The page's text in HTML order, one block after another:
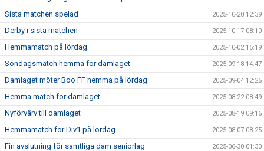
Sista matchen spelad 2025-10-20 12:39
Derby i sista matchen 2025-10-17 08:10
Hemmamatch på lördag 2025-10-02 15:19
Söndagsmatch hemma för damlaget 2025-09-18 14:47
Damlaget möter Boo FF hemma på lördag 2025-09-04 12:25
Hemma match för damlaget 2025-08-22 08:49
Nyförvärv till damlaget 2025-08-19 09:16
Hemmamatch för Div1 på lördag 2025-08-07 08:25
Fin avslutning för samtliga dam seniorlag 2025-06-30 01:30